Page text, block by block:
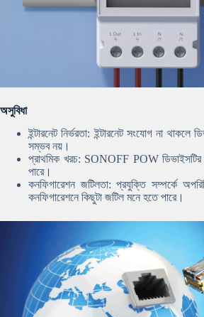
অসুবিধা
ইন্টারনেট নির্ভরতা: ইন্টারনেট সংযোগ না থাকলে
সম্ভব নয়।
প্রাথমিক খরচ: SONOFF POW ডিভাইসটির
পারে।
কনফিগারেশন জটিলতা: প্রযুক্তি সম্পর্কে
কনফিগারেশনে কিছুটা জটিল মনে হতে পারে।